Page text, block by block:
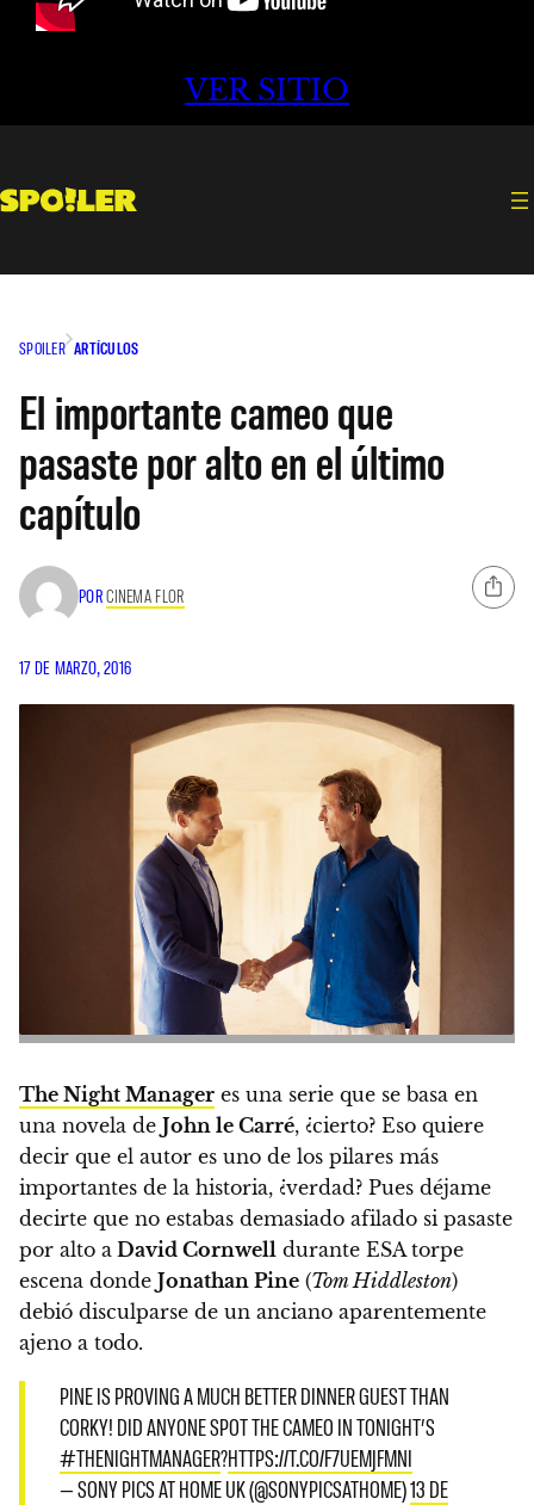
VER SITIO
SPOILER ARTÍCULOS
El importante cameo que
pasaste por alto en el último
capítulo
PORCINEMA FLOR
17 DE MARZO, 2016
The Night Manager es una serie que se basa en
una novela de John le Carré, ¿cierto? Eso quiere
decir que el autor es uno de los pilares más
importantes de la historia, ¿verdad? Pues déjame
decirte que no estabas demasiado afilado si pasaste
por alto a David Cornwell durante ESA torpe
escena donde Jonathan Pine (Tom Hiddleston)
debió disculparse de un anciano aparentemente
ajeno a todo.
PINE IS PROVING A MUCH BETTER DINNER GUEST THAN
CORKY! DID ANYONE SPOT THE CAMEO IN TONIGHT’S
#THENIGHTMANAGER?HTTPS://T.CO/F7UEMJFMNI
— SONY PICS AT HOME UK (@SONYPICSATHOME)13 DE